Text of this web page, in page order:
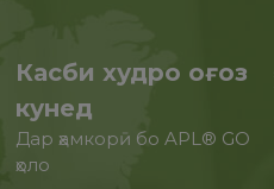
Касби худро оғоз
кунед
Дар ҳамкорӣ бо APL® GO
ҳоло